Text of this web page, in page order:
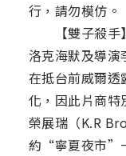
行，請勿模仿。
【雙子殺手
洛克海默及導演
在抵台前威爾透
化，因此片商
榮展瑞（K.R
約“寧夏夜市”